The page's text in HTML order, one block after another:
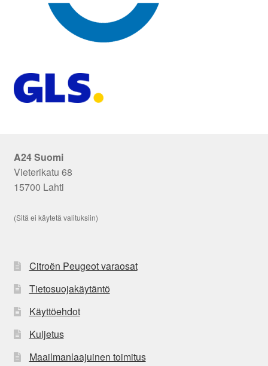
A24 Suomi
Vieterikatu 68
15700 Lahti
(Sitä ei käytetä valituksiin)
Citroën Peugeot varaosat
Tietosuojakäytäntö
Käyttöehdot
Kuljetus
Maailmanlaajuinen toimitus